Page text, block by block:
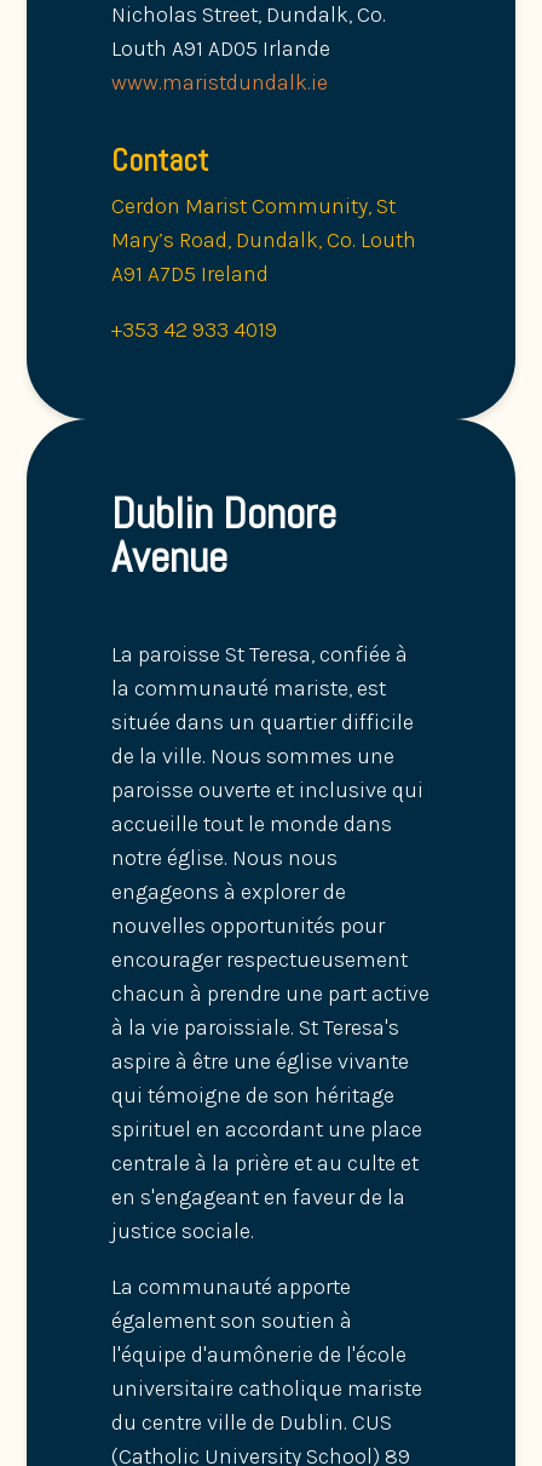
Nicholas Street, Dundalk, Co.
Louth A91 AD05 Irlande
www.maristdundalk.ie
Contact
Cerdon Marist Community, St
Mary’s Road, Dundalk, Co. Louth
A91 A7D5 Ireland
+353 42 933 4019
Dublin Donore
Avenue
La paroisse St Teresa, confiée à
la communauté mariste, est
située dans un quartier difficile
de la ville. Nous sommes une
paroisse ouverte et inclusive qui
accueille tout le monde dans
notre église. Nous nous
engageons à explorer de
nouvelles opportunités pour
encourager respectueusement
chacun à prendre une part active
à la vie paroissiale. St Teresa's
aspire à être une église vivante
qui témoigne de son héritage
spirituel en accordant une place
centrale à la prière et au culte et
en s'engageant en faveur de la
justice sociale.
La communauté apporte
également son soutien à
l'équipe d'aumônerie de l'école
universitaire catholique mariste
du centre ville de Dublin. CUS
(Catholic University School) 89